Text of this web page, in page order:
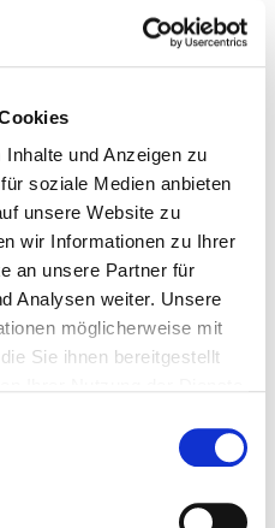
und Anzeigen zu
soziale Medien anbieten
unsere Website zu
wir Informationen zu Ihrer
an unsere Partner für
Analysen weiter. Unsere
möglicherweise mit
Sie ihnen bereitgestellt